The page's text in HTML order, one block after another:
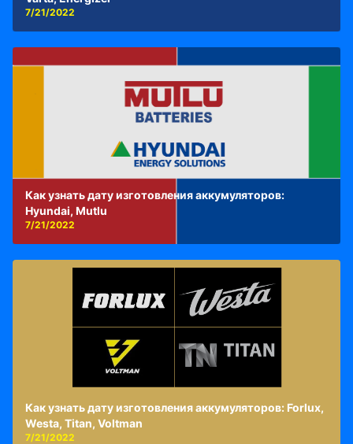
7/21/2022
Как узнать дату изготовления аккумуляторов:
Hyundai, Mutlu
7/21/2022
Как узнать дату изготовления аккумуляторов: Forlux,
Westa, Titan, Voltman
7/21/2022